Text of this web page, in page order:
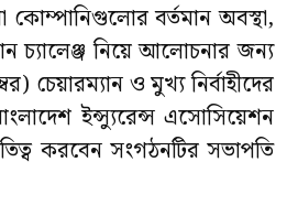
কোম্পানিগুলোর বর্তমান অবস্থা,
চ্যালেঞ্জ নিয়ে আলোচনার জন্য
চেয়ারম্যান ও মুখ্য নির্বাহীদের
ইন্স্যুরেন্স এসোসিয়েশন
করবেন সংগঠনটির সভাপতি